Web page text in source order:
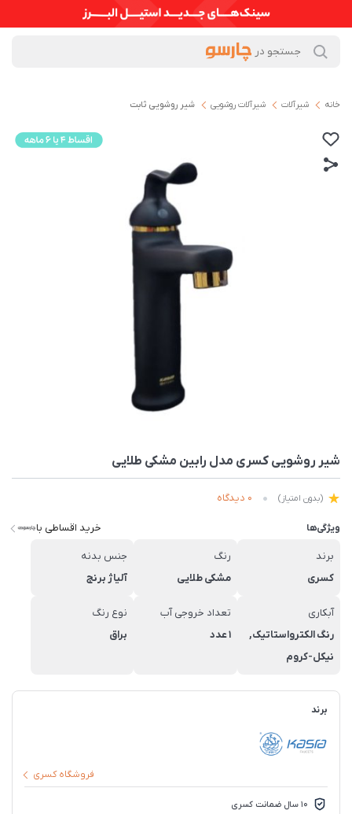
خانه شیرآلات شیرآلات روشویی شیر روشویی ثابت
شیر روشویی کسری مدل رابین مشکی طلایی
(بدون امتیاز) 0 دیدگاه
ویژگی‌ها خرید اقساطی با
برند
کسری
رنگ
مشکی طلایی
جنس بدنه
آلیاژ برنج
آبکاری
رنگ الکترواستاتیک,
نیکل-کروم
تعداد خروجی آب
1 عدد
نوع رنگ
براق
برند
فروشگاه کسری
10 سال ضمانت کسری